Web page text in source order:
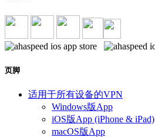
页脚
适用于所有设备的VPN
Windows版App
iOS版App (iPhone & iPad)
macOS版App